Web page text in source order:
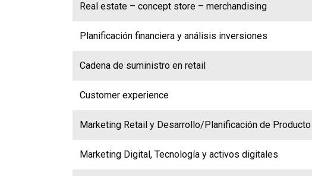
Real estate – concept store – merchandising
Planificación financiera y análisis inversiones
Cadena de suministro en retail
Customer experience
Marketing Retail y Desarrollo/Planificación de Producto
Marketing Digital, Tecnología y activos digitales